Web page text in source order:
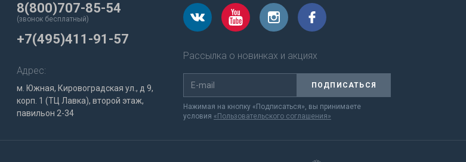
8(800)707-85-54
(звонок бесплатный)
+7(495)411-91-57
Адрес:
м. Южная, Кировоградская ул., д 9,
корп. 1 (ТЦ Лавка), второй этаж,
павильон 2-34
Рассылка о новинках и акциях
ПОДПИСАТЬСЯ
Нажимая на кнопку «Подписаться», вы принимаете
условия «Пользовательского соглашения»